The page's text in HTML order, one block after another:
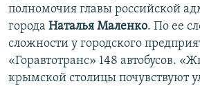
полномочия главы российской
города Наталья Маленко. По ее
сложности у городского
«Горавтотранс» 148 автобусов.
крымской столицы почувствуют